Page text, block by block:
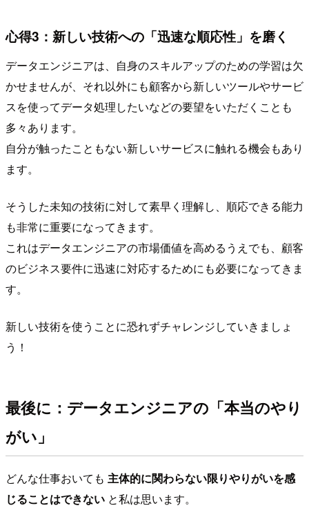
心得3：新しい技術への「迅速な順応性」を磨く
データエンジニアは、自身のスキルアップのための学習は欠
かせませんが、それ以外にも顧客から新しいツールやサービ
スを使ってデータ処理したいなどの要望をいただくことも
多々あります。
自分が触ったこともない新しいサービスに触れる機会もあり
ます。
そうした未知の技術に対して素早く理解し、順応できる能力
も非常に重要になってきます。
これはデータエンジニアの市場価値を高めるうえでも、顧客
のビジネス要件に迅速に対応するためにも必要になってきま
す。
新しい技術を使うことに恐れずチャレンジしていきましょ
う！
最後に：データエンジニアの「本当のやり
がい」
どんな仕事おいても 主体的に関わらない限りやりがいを感
じることはできない と私は思います。